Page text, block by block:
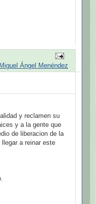
Ángel Menéndez
y reclamen su
y a la gente que
de liberacion de la
a reinar este